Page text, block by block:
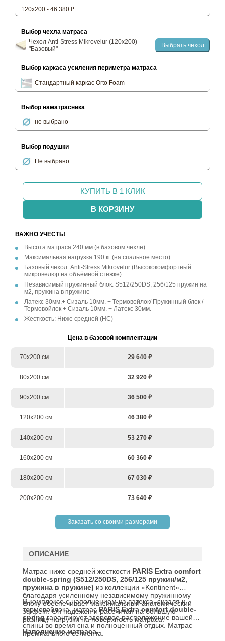
120х200 - 46 380 ₽
Выбор чехла матраса
Чехол Anti-Stress Mikrovelur (120х200)
"Базовый"
Выбрать чехол
Выбор каркаса усиления периметра матраса
Стандартный каркас Orto Foam
Выбор наматрасника
не выбрано
Выбор подушки
Не выбрано
КУПИТЬ В 1 КЛИК
В КОРЗИНУ
ВАЖНО УЧЕСТЬ!
Высота матраса 240 мм (в базовом чехле)
Максимальная нагрузка 190 кг (на спальное место)
Базовый чехол: Anti-Stress Mikrovelur (Высококомфортный
микровелюр на объёмной стёжке)
Независимый пружинный блок: S512/250DS, 256/125 пружин на
м2, пружина в пружине
Латекс 30мм.+ Сизаль 10мм. + Термовойлок/ Пружинный блок /
Термовойлок + Сизаль 10мм. + Латекс 30мм.
Жесткость: Ниже средней (НС)
Цена в базовой комплектации
70х200 см 29 640 ₽
80х200 см 32 920 ₽
90х200 см 36 500 ₽
120х200 см 46 380 ₽
140х200 см 53 270 ₽
160х200 см 60 360 ₽
180х200 см 67 030 ₽
200х200 см 73 640 ₽
Заказать со своими размерами
ОПИСАНИЕ
Матрас ниже средней жесткости PARIS Extra comfort
double-spring (S512/250DS, 256/125 пружин/м2,
пружина в пружине) из коллекции «Kontinent»
благодаря усиленному независимому пружинному
блоку обеспечивает максимальный анатомический
эффект. Он надежен и рассчитан на большую
разницу нагрузки на поверхность матраса.
В комплексе с наполнением из латекса, сизаля и
термовойлока, матрас PARIS Extra comfort double-
springгарантирует здоровое расположение вашей
спины во время сна и полноценный отдых. Матрас
премиального сегмента.
Наполнение матраса.